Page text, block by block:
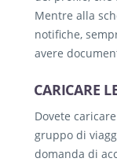
Mentre alla
notifiche,
avere
CARICARE
Dovete
gruppo di
domanda di